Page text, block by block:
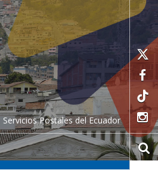
Servicios Postales del Ecuador